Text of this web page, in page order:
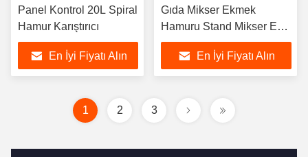
Panel Kontrol 20L Spiral
Hamur Karıştırıcı
En İyi Fiyatı Alın
Gıda Mikser Ekmek
Hamuru Stand Mikser Ev
Aletleri
En İyi Fiyatı Alın
1 2 3